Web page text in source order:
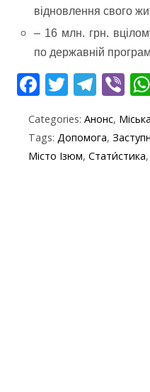
відновлення свого
– 16 млн. грн.
по державній
F
e
b
T
itt
er
T
e
gr
Vi
er
Categories: Анонс,
Tags: Допомога,
Місто Ізюм, Стати́стика,